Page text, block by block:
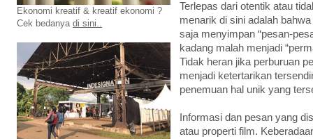
Terlepas dari otentik atau
menarik di sini adalah
saja menyimpan “pesan-
kadang malah menjadi
Tidak heran jika perburuan
menjadi ketertarikan
penemuan hal unik yang
Informasi dan pesan yang
atau properti film.
Ekonomi kreatif & kreatif ekonomi ?
Cek bedanya di sini..